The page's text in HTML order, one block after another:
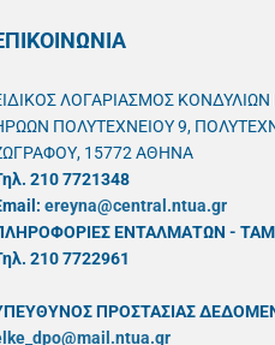
ΛΟΓΑΡΙΑΣΜΟΣ
ΠΟΛΥΤΕΧΝΕΙΟΥ 9,
15772 ΑΘΗΝΑ
210 7721348
ereyna@central.ntua.gr
ΕΝΤΑΛΜΑΤΩΝ -
210 7722961
ΠΡΟΣΤΑΣΙΑΣ